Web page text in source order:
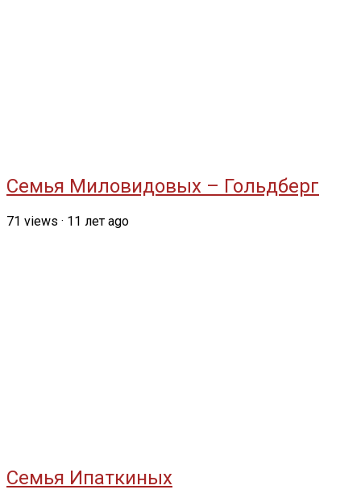
Семья Миловидовых – Гольдберг
71 views · 11 лет ago
Семья Ипаткиных